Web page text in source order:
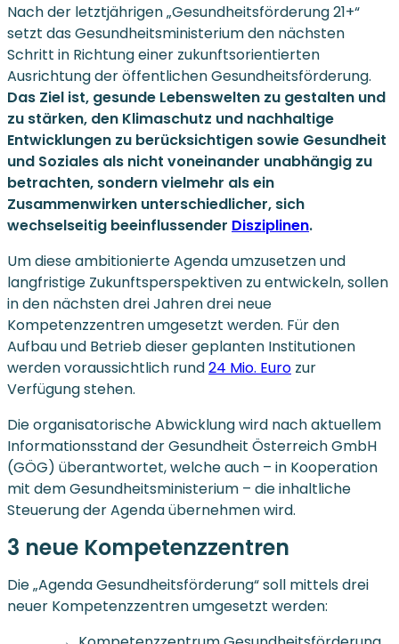
Nach der letztjährigen „Gesundheitsförderung 21+“
setzt das Gesundheitsministerium den nächsten
Schritt in Richtung einer zukunftsorientierten
Ausrichtung der öffentlichen Gesundheitsförderung.
Das Ziel ist, gesunde Lebenswelten zu gestalten und
zu stärken, den Klimaschutz und nachhaltige
Entwicklungen zu berücksichtigen sowie Gesundheit
und Soziales als nicht voneinander unabhängig zu
betrachten, sondern vielmehr als ein
Zusammenwirken unterschiedlicher, sich
wechselseitig beeinflussender Disziplinen.
Um diese ambitionierte Agenda umzusetzen und
langfristige Zukunftsperspektiven zu entwickeln, sollen
in den nächsten drei Jahren drei neue
Kompetenzzentren umgesetzt werden. Für den
Aufbau und Betrieb dieser geplanten Institutionen
werden voraussichtlich rund24 Mio. Euro zur
Verfügung stehen.
Die organisatorische Abwicklung wird nach aktuellem
Informationsstand der Gesundheit Österreich GmbH
(GÖG) überantwortet, welche auch – in Kooperation
mit dem Gesundheitsministerium – die inhaltliche
Steuerung der Agenda übernehmen wird.
3 neue Kompetenzzentren
Die „Agenda Gesundheitsförderung“ soll mittels drei
neuer Kompetenzzentren umgesetzt werden: